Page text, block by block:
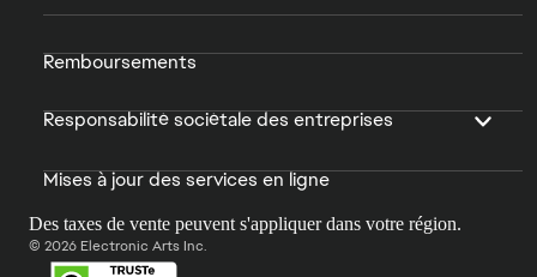
Remboursements
Responsabilité sociétale des entreprises
Mises à jour des services en ligne
Des taxes de vente peuvent s'appliquer dans votre région.
© 2026 Electronic Arts Inc.